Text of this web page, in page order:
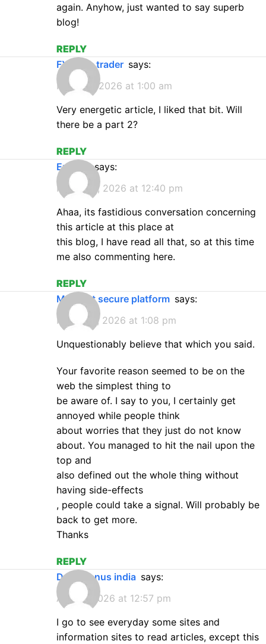
again. Anyhow, just wanted to say superb
blog!
REPLY
FX Pro c trader says:
March 2, 2026 at 1:00 am
Very energetic article, I liked that bit. Will
there be a part 2?
REPLY
exness says:
March 18, 2026 at 12:40 pm
Ahaa, its fastidious conversation concerning
this article at this place at
this blog, I have read all that, so at this time
me also commenting here.
REPLY
MostBet secure platform says:
March 21, 2026 at 1:08 pm
Unquestionably believe that which you said.
Your favorite reason seemed to be on the
web the simplest thing to
be aware of. I say to you, I certainly get
annoyed while people think
about worries that they just do not know
about. You managed to hit the nail upon the
top and
also defined out the whole thing without
having side-effects
, people could take a signal. Will probably be
back to get more.
Thanks
REPLY
deriv bonus india says:
April 2, 2026 at 12:57 pm
I go to see everyday some sites and
information sites to read articles, except this